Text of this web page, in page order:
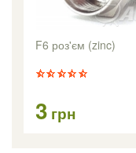
F6 роз'єм (zinc)
3 грн